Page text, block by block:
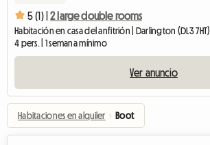
5 (1) | 2 large double rooms
Habitación en casa del anfitrión | Darlington (DL3 7HT)
4 pers. | 1 semana mínimo
Ver anuncio
Habitaciones en alquiler › Boot